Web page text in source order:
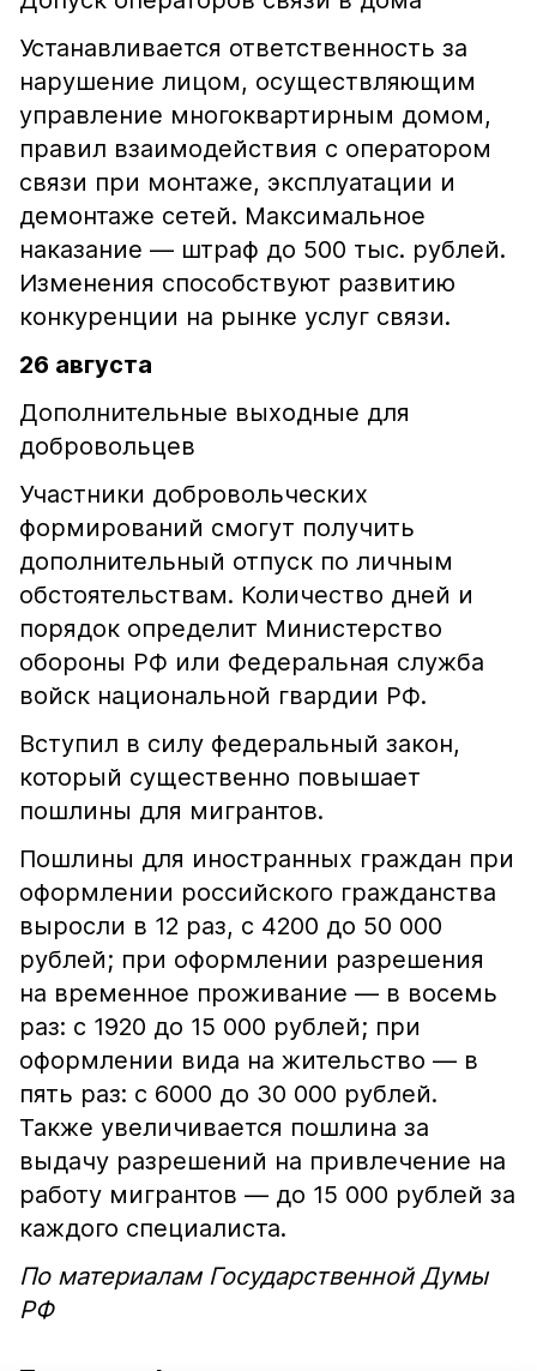
Устанавливается ответственность за
нарушение лицом, осуществляющим
управление многоквартирным домом,
правил взаимодействия с оператором
связи при монтаже, эксплуатации и
демонтаже сетей. Максимальное
наказание — штраф до 500 тыс. рублей.
Изменения способствуют развитию
конкуренции на рынке услуг связи.
26 августа
Дополнительные выходные для
добровольцев
Участники добровольческих
формирований смогут получить
дополнительный отпуск по личным
обстоятельствам. Количество дней и
порядок определит Министерство
обороны РФ или Федеральная служба
войск национальной гвардии РФ.
Вступил в силу федеральный закон,
который существенно повышает
пошлины для мигрантов.
Пошлины для иностранных граждан при
оформлении российского гражданства
выросли в 12 раз, с 4200 до 50 000
рублей; при оформлении разрешения
на временное проживание — в восемь
раз: с 1920 до 15 000 рублей; при
оформлении вида на жительство — в
пять раз: с 6000 до 30 000 рублей.
Также увеличивается пошлина за
выдачу разрешений на привлечение на
работу мигрантов — до 15 000 рублей за
каждого специалиста.
По материалам Государственной Думы
РФ